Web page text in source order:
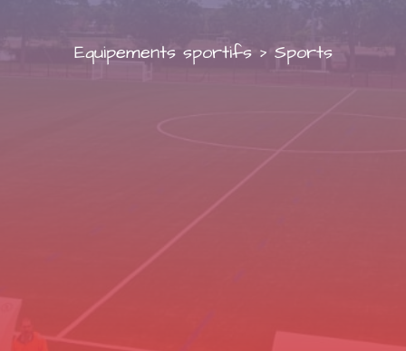
Equipements sportifs> Sports